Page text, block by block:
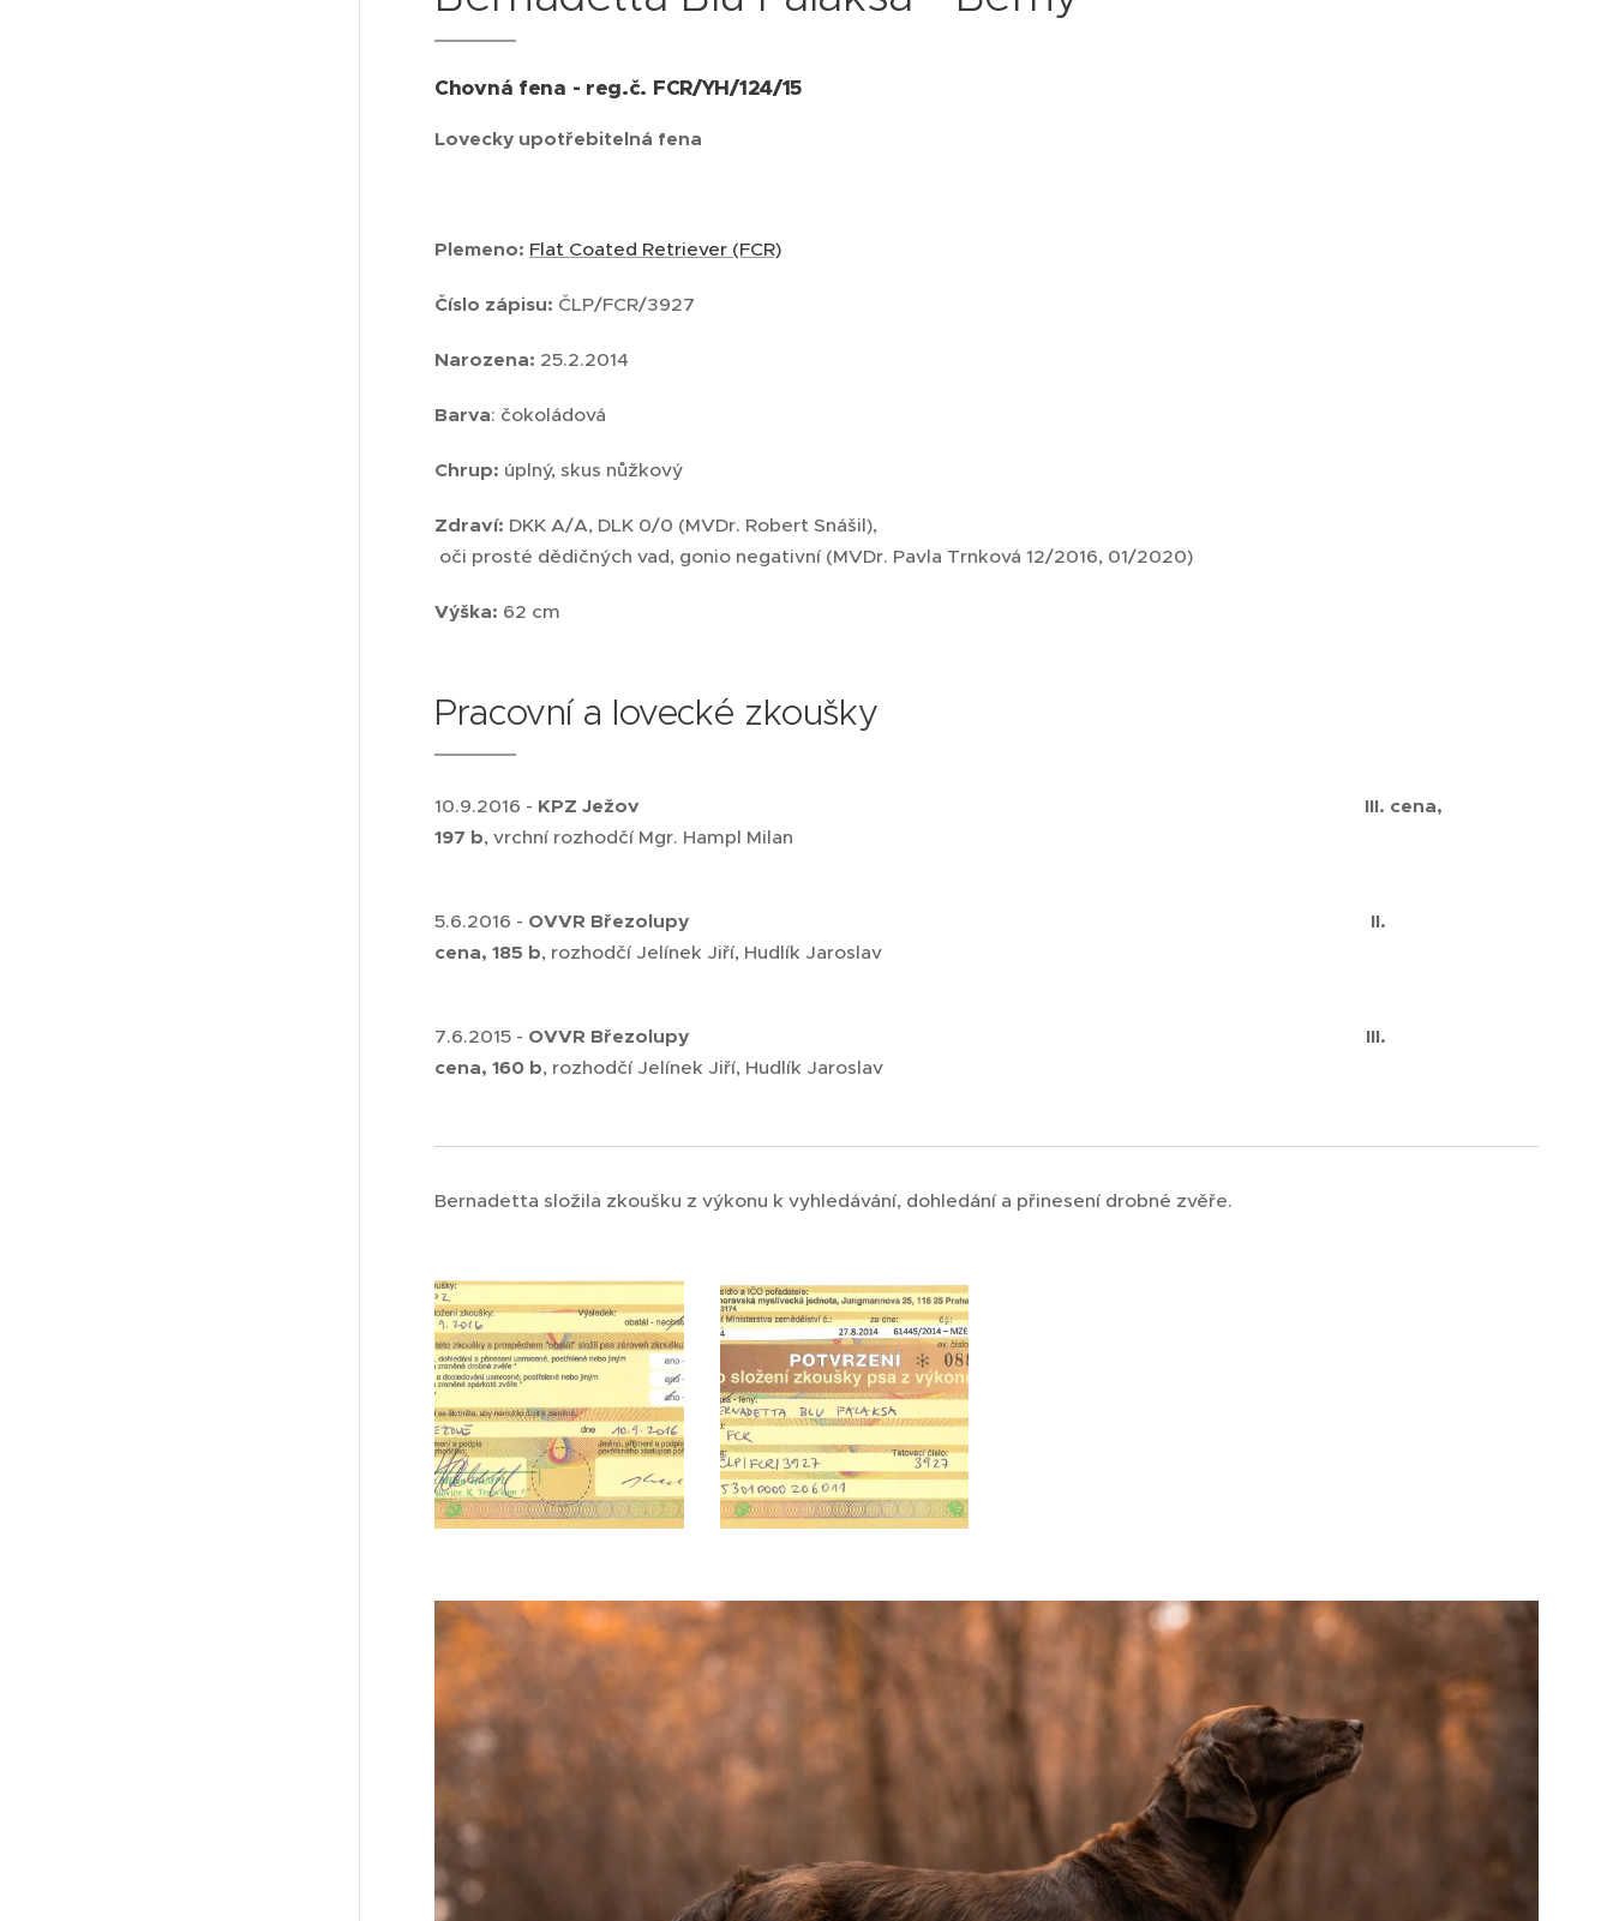
Chovná fena - reg.č. FCR/YH/124/15
Lovecky upotřebitelná fena
Plemeno: Flat Coated Retriever (FCR)
Číslo zápisu: ČLP/FCR/3927
Narozena: 25.2.2014
Barva: čokoládová
Chrup: úplný, skus nůžkový
Zdraví: DKK A/A, DLK 0/0 (MVDr. Robert Snášil),
oči prosté dědičných vad, gonio negativní (MVDr. Pavla Trnková 12/2016, 01/2020)
Výška: 62 cm
Pracovní a lovecké zkoušky
10.9.2016 - KPZ Ježov III. cena,
197 b, vrchní rozhodčí Mgr. Hampl Milan
5.6.2016 - OVVR Březolupy II.
cena, 185 b, rozhodčí Jelínek Jiří, Hudlík Jaroslav
7.6.2015 - OVVR Březolupy III.
cena, 160 b, rozhodčí Jelínek Jiří, Hudlík Jaroslav
Bernadetta složila zkoušku z výkonu k vyhledávání, dohledání a přinesení drobné zvěře.